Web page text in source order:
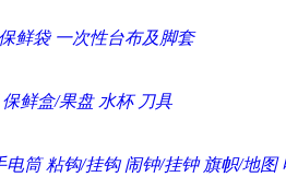
鲜袋 一次性台布及脚套
保鲜盒/果盘 水杯 刀具
电筒 粘钩/挂钩 闹钟/挂钟 旗帜/地图